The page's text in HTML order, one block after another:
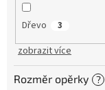
Dřevo 3
zobrazit více
Rozměr opěrky ?